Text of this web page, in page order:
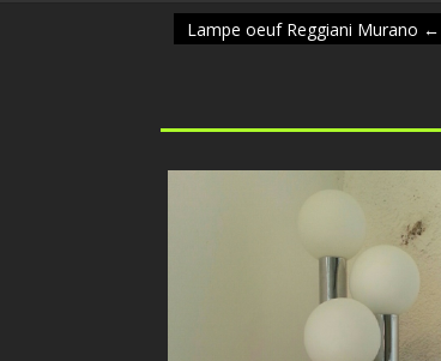
Lampe oeuf Reggiani Murano ←